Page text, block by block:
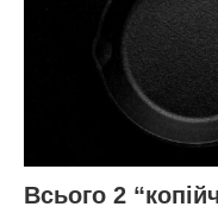
Всього 2